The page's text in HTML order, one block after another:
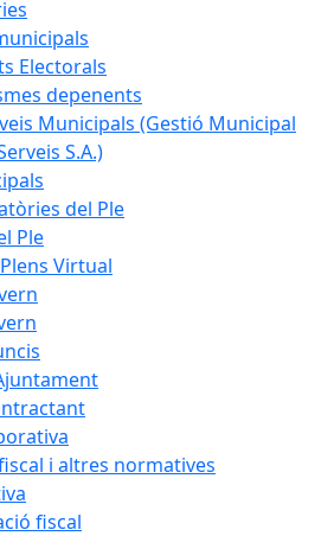
Electorals
depenents
Municipals (Gestió Municipal
S.A.)
del Ple
Ple
Virtual
i altres normatives
fiscal